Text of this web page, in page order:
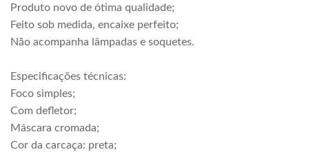
Produto novo de ótima qualidade;
Feito sob medida, encaixe perfeito;
Não acompanha lâmpadas e soquetes.
Especificações técnicas:
Foco simples;
Com defletor;
Máscara cromada;
Cor da carcaça: preta;